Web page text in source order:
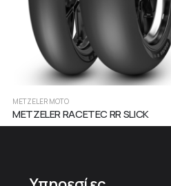
METZELER MOTO
METZELER RACETEC RR SLICK